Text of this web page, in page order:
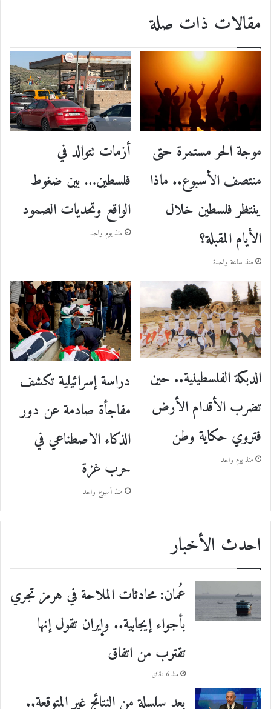
مقالات ذات صلة
موجة الحر مستمرة حتى
منتصف الأسبوع.. ماذا
ينتظر فلسطين خلال
الأيام المقبلة؟
منذ ساعة واحدة
أزمات تتوالد في
فلسطين… بين ضغوط
الواقع وتحديات الصمود
منذ يوم واحد
الدبكة الفلسطينية.. حين
تضرب الأقدام الأرض
فتروي حكاية وطن
منذ يوم واحد
دراسة إسرائيلية تكشف
مفاجأة صادمة عن دور
الذكاء الاصطناعي في
حرب غزة
منذ أسبوع واحد
احدث الأخبار
عُمان: محادثات الملاحة في هرمز تجري
بأجواء إيجابية.. وإيران تقول إنها
تقترب من اتفاق
منذ 6 دقائق
بعد سلسلة من النتائج غير المتوقعة..